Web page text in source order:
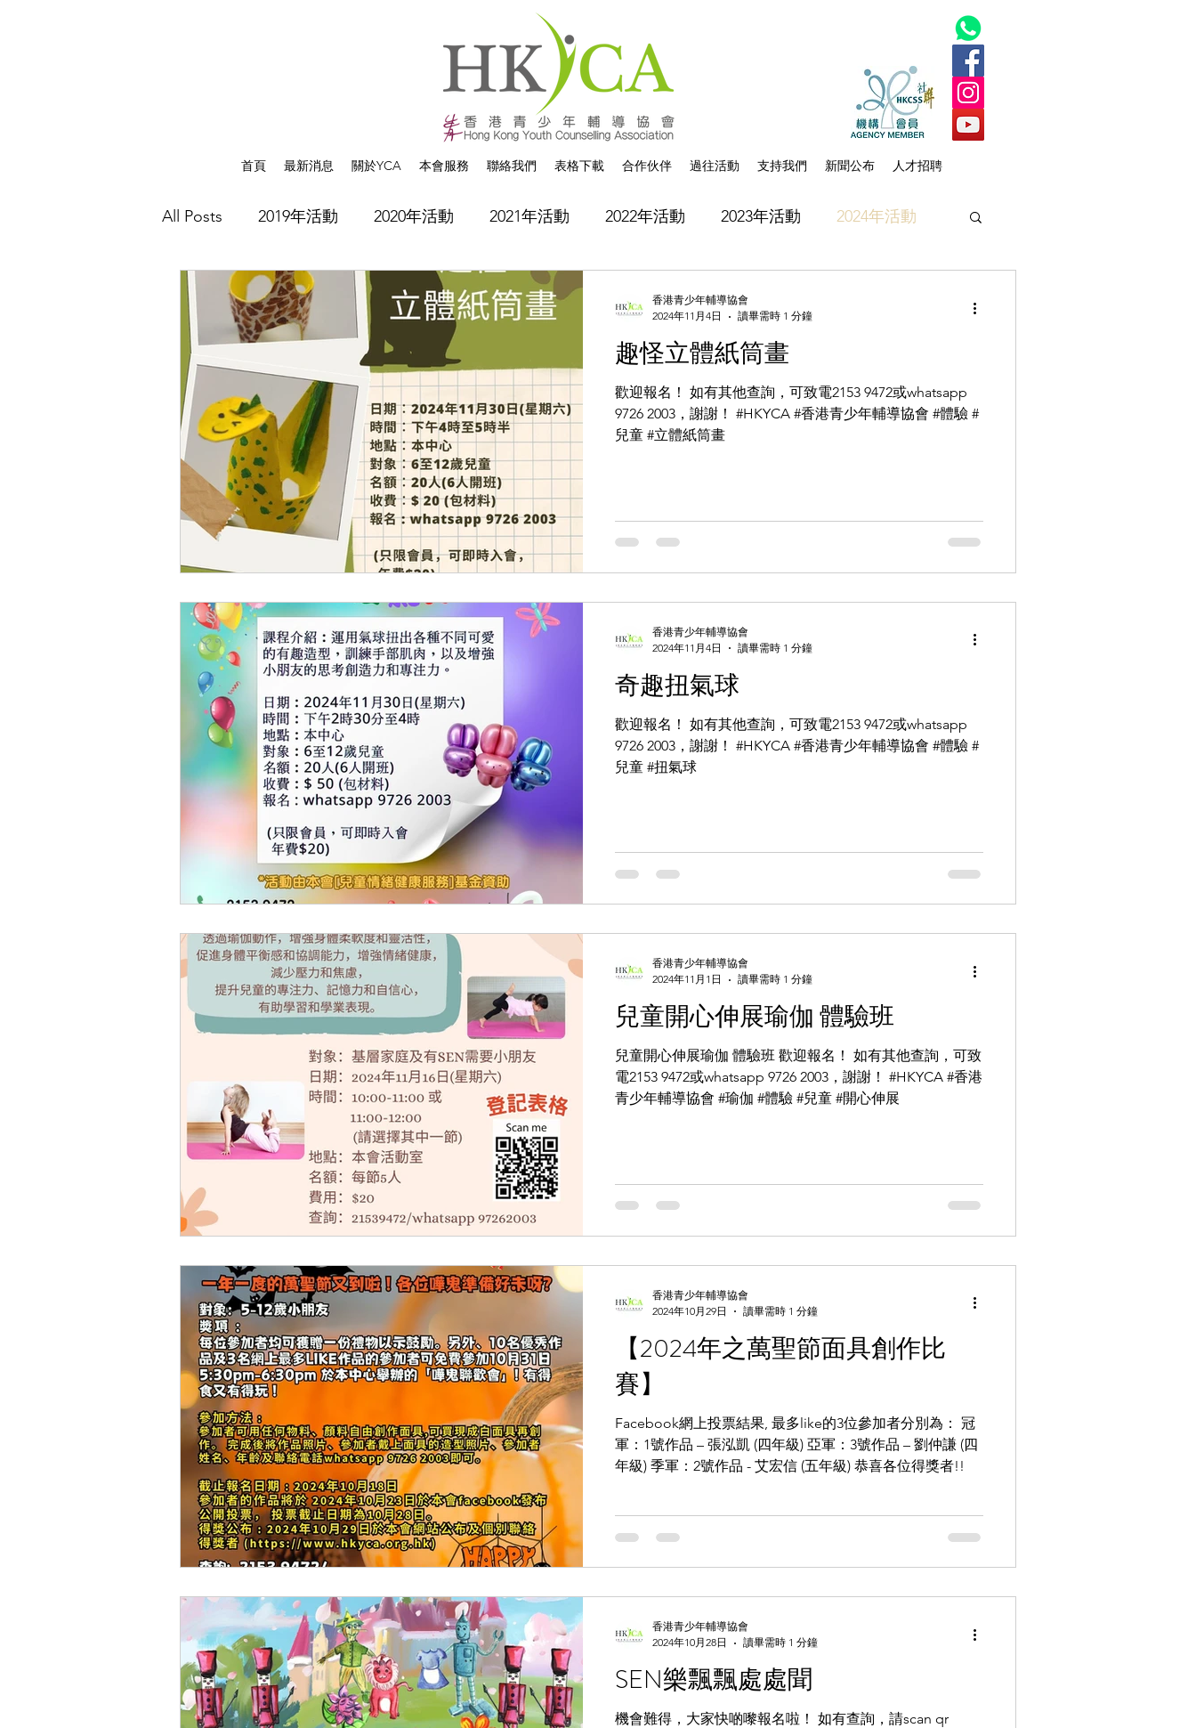
首頁 最新消息 關於YCA 本會服務 聯絡我們 表格下載 合作伙伴 過往活動 支持我們 新聞公布 人才招聘
All Posts 2019年活動 2020年活動 2021年活動 2022年活動 2023年活動 2024年活動
趣怪立體紙筒畫
歡迎報名！ 如有其他查詢，可致電2153 9472或whatsapp
9726 2003，謝謝！ #HKYCA #香港青少年輔導協會 #體驗 #
兒童 #立體紙筒畫
香港青少年輔導協會
2024年11月4日
讀畢需時 1 分鐘
奇趣扭氣球
歡迎報名！ 如有其他查詢，可致電2153 9472或whatsapp
9726 2003，謝謝！ #HKYCA #香港青少年輔導協會 #體驗 #
兒童 #扭氣球
香港青少年輔導協會
2024年11月4日
讀畢需時 1 分鐘
兒童開心伸展瑜伽 體驗班
兒童開心伸展瑜伽 體驗班 歡迎報名！ 如有其他查詢，可致
電2153 9472或whatsapp 9726 2003，謝謝！ #HKYCA #香港
青少年輔導協會 #瑜伽 #體驗 #兒童 #開心伸展
香港青少年輔導協會
2024年11月1日
讀畢需時 1 分鐘
【2024年之萬聖節面具創作比
賽】
Facebook網上投票結果, 最多like的3位參加者分別為： 冠
軍：1號作品 – 張泓凱 (四年級) 亞軍：3號作品 – 劉仲謙 (四
年級) 季軍：2號作品 - 艾宏信 (五年級) 恭喜各位得獎者!!
香港青少年輔導協會
2024年10月29日
讀畢需時 1 分鐘
SEN樂飄飄處處聞
機會難得，大家快啲嚟報名啦！ 如有查詢，請scan qr
香港青少年輔導協會
2024年10月28日
讀畢需時 1 分鐘